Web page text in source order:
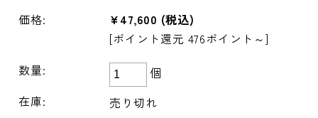
価格: ¥47,600 (税込)
[ポイント還元 476ポイント～]
数量:
個
在庫:
売り切れ